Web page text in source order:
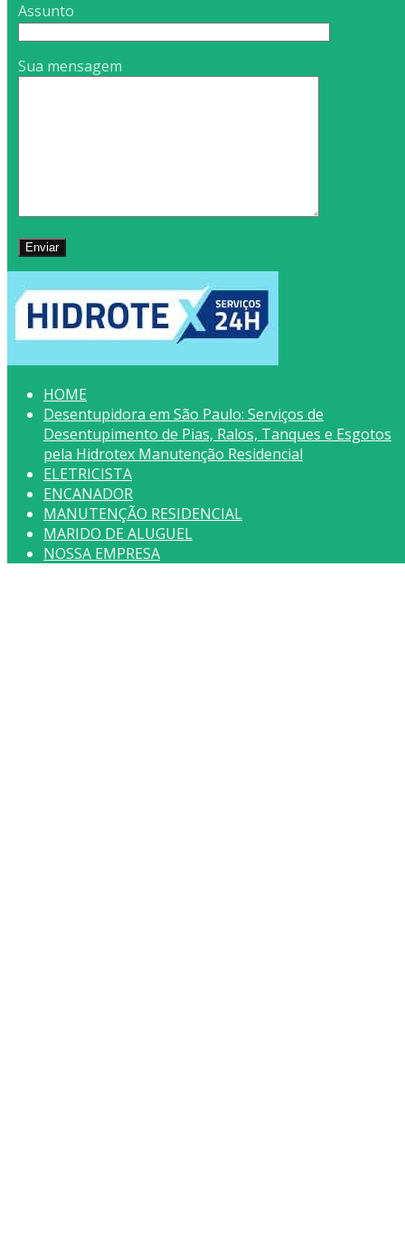
Assunto
Sua mensagem
HOME
Desentupidora em São Paulo: Serviços de
Desentupimento de Pias, Ralos, Tanques e Esgotos
pela Hidrotex Manutenção Residencial
ELETRICISTA
ENCANADOR
MANUTENÇÃO RESIDENCIAL
MARIDO DE ALUGUEL
NOSSA EMPRESA